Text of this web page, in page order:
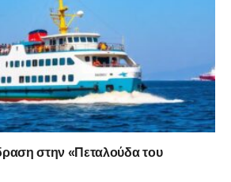
στην «Πεταλούδα του